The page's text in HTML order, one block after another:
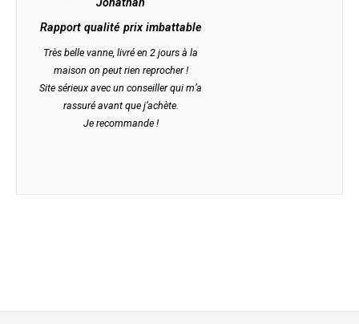
Jonathan
Rapport qualité prix imbattable
Très belle vanne, livré en 2 jours à la
maison on peut rien reprocher !
Site sérieux avec un conseiller qui m’a
rassuré avant que j’achète.
Je recommande !